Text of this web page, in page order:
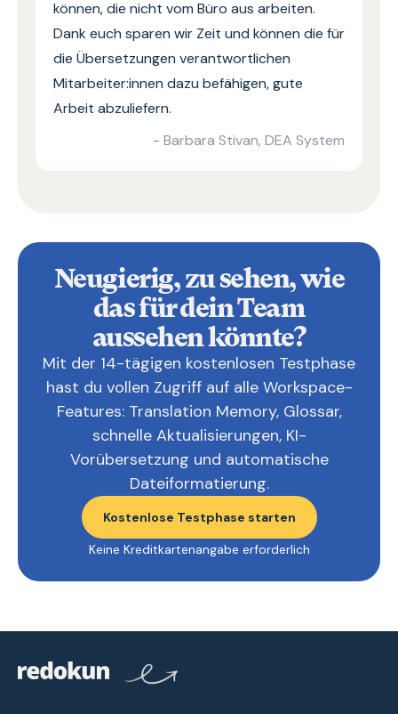
können, die nicht vom Büro aus arbeiten.
Dank euch sparen wir Zeit und können die für
die Übersetzungen verantwortlichen
Mitarbeiter:innen dazu befähigen, gute
Arbeit abzuliefern.
- Barbara Stivan, DEA System
Neugierig, zu sehen, wie
das für dein Team
aussehen könnte?
Mit der 14-tägigen kostenlosen Testphase
hast du vollen Zugriff auf alle Workspace-
Features: Translation Memory, Glossar,
schnelle Aktualisierungen, KI-
Vorübersetzung und automatische
Dateiformatierung.
Kostenlose Testphase starten
Keine Kreditkartenangabe erforderlich